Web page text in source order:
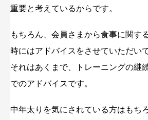
重要と考えているからです。
もちろん、会員さまから食事に関す
時にはアドバイスをさせていただい
それはあくまで、トレーニングの継
でのアドバイスです。
中年太りを気にされている方はもち